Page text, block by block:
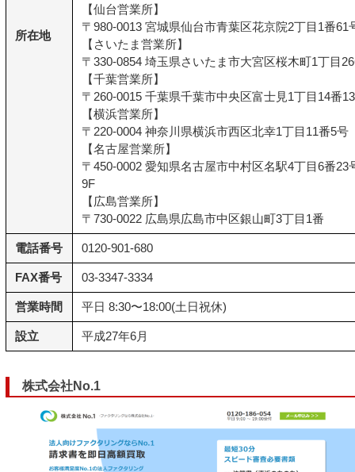
所在地
【仙台営業所】
〒980-0013 宮城県仙台市青葉区花京院2丁目1番61
【さいたま営業所】
〒330-0854 埼玉県さいたま市大宮区桜木町1丁目
【千葉営業所】
〒260-0015 千葉県千葉市中央区富士見1丁目14番
【横浜営業所】
〒220-0004 神奈川県横浜市西区北幸1丁目11番5号
【名古屋営業所】
〒450-0002 愛知県名古屋市中村区名駅4丁目6番23
9F
【広島営業所】
〒730-0022 広島県広島市中区銀山町3丁目1番
電話番号 0120-901-680
FAX番号 03-3347-3334
営業時間 平日 8:30〜18:00(土日祝休)
設立 平成27年6月
株式会社No.1